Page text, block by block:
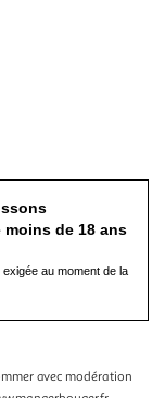
de 18 ans
au moment de la
avec modération